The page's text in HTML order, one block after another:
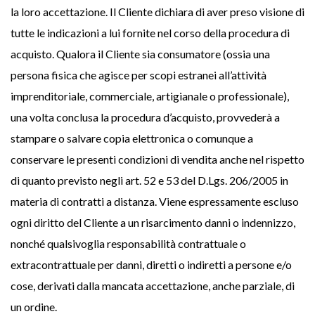
la loro accettazione. Il Cliente dichiara di aver preso visione di
tutte le indicazioni a lui fornite nel corso della procedura di
acquisto. Qualora il Cliente sia consumatore (ossia una
persona fisica che agisce per scopi estranei all’attività
imprenditoriale, commerciale, artigianale o professionale),
una volta conclusa la procedura d’acquisto, provvederà a
stampare o salvare copia elettronica o comunque a
conservare le presenti condizioni di vendita anche nel rispetto
di quanto previsto negli art. 52 e 53 del D.Lgs. 206/2005 in
materia di contratti a distanza. Viene espressamente escluso
ogni diritto del Cliente a un risarcimento danni o indennizzo,
nonché qualsivoglia responsabilità contrattuale o
extracontrattuale per danni, diretti o indiretti a persone e/o
cose, derivati dalla mancata accettazione, anche parziale, di
un ordine.